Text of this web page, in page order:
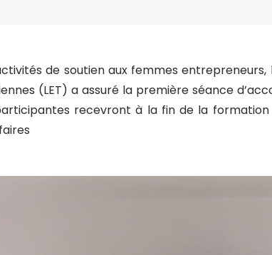
de soutien aux femmes
(LET) a assuré la première séance
recevront à la fin de la